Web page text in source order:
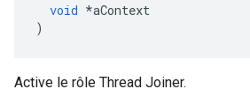
void *aContext
)
Active le rôle Thread Joiner.